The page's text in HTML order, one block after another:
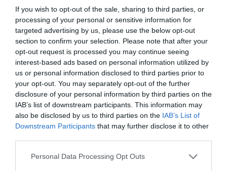
If you wish to opt-out of the sale, sharing to third parties, or
processing of your personal or sensitive information for
targeted advertising by us, please use the below opt-out
section to confirm your selection. Please note that after your
opt-out request is processed you may continue seeing
interest-based ads based on personal information utilized by
us or personal information disclosed to third parties prior to
your opt-out. You may separately opt-out of the further
disclosure of your personal information by third parties on the
IAB’s list of downstream participants. This information may
also be disclosed by us to third parties on the IAB’s List of
Downstream Participants that may further disclose it to other
Personal Data Processing Opt Outs
3ος Δρόμος 21 Μαθητών
15-4-2018: Αγώνας στο Μακροχώρι Ημαθίας